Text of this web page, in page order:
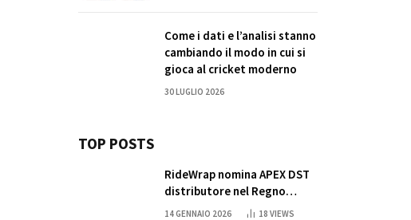
Come i dati e l’analisi stanno
cambiando il modo in cui si
gioca al cricket moderno
30 LUGLIO 2026
TOP POSTS
RideWrap nomina APEX DST
distributore nel Regno
Unito
14 GENNAIO 2026 18 VIEWS